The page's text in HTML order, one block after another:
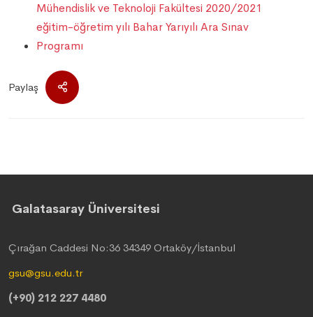
Mühendislik ve Teknoloji Fakültesi 2020/2021
eğitim-öğretim yılı Bahar Yarıyılı Ara Sınav
Programı
Paylaş
Galatasaray Üniversitesi
Çırağan Caddesi No:36 34349 Ortaköy/İstanbul
gsu@gsu.edu.tr
(+90) 212 227 4480